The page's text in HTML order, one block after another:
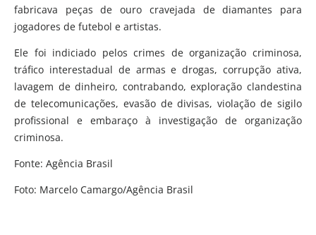
fabricava peças de ouro cravejada de diamantes para
jogadores de futebol e artistas.
Ele foi indiciado pelos crimes de organização criminosa,
tráfico interestadual de armas e drogas, corrupção ativa,
lavagem de dinheiro, contrabando, exploração clandestina
de telecomunicações, evasão de divisas, violação de sigilo
profissional e embaraço à investigação de organização
criminosa.
Fonte: Agência Brasil
Foto: Marcelo Camargo/Agência Brasil